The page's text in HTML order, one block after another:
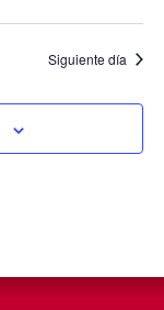
Siguiente día